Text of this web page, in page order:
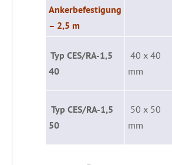
Ankerbefestigung
– 2,5 m
Typ CES/RA-1,5
40
40 x 40
mm
Typ CES/RA-1,5
50
50 x 50
mm